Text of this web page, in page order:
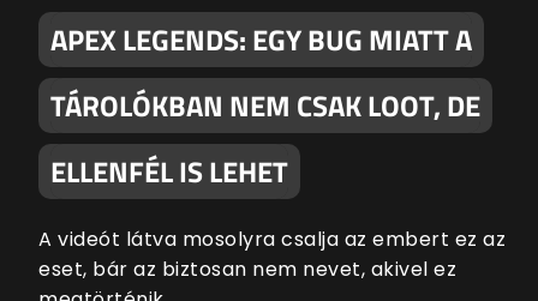
APEX LEGENDS: EGY BUG MIATT A
TÁROLÓKBAN NEM CSAK LOOT, DE
ELLENFÉL IS LEHET
A videót látva mosolyra csalja az embert ez az
eset, bár az biztosan nem nevet, akivel ez